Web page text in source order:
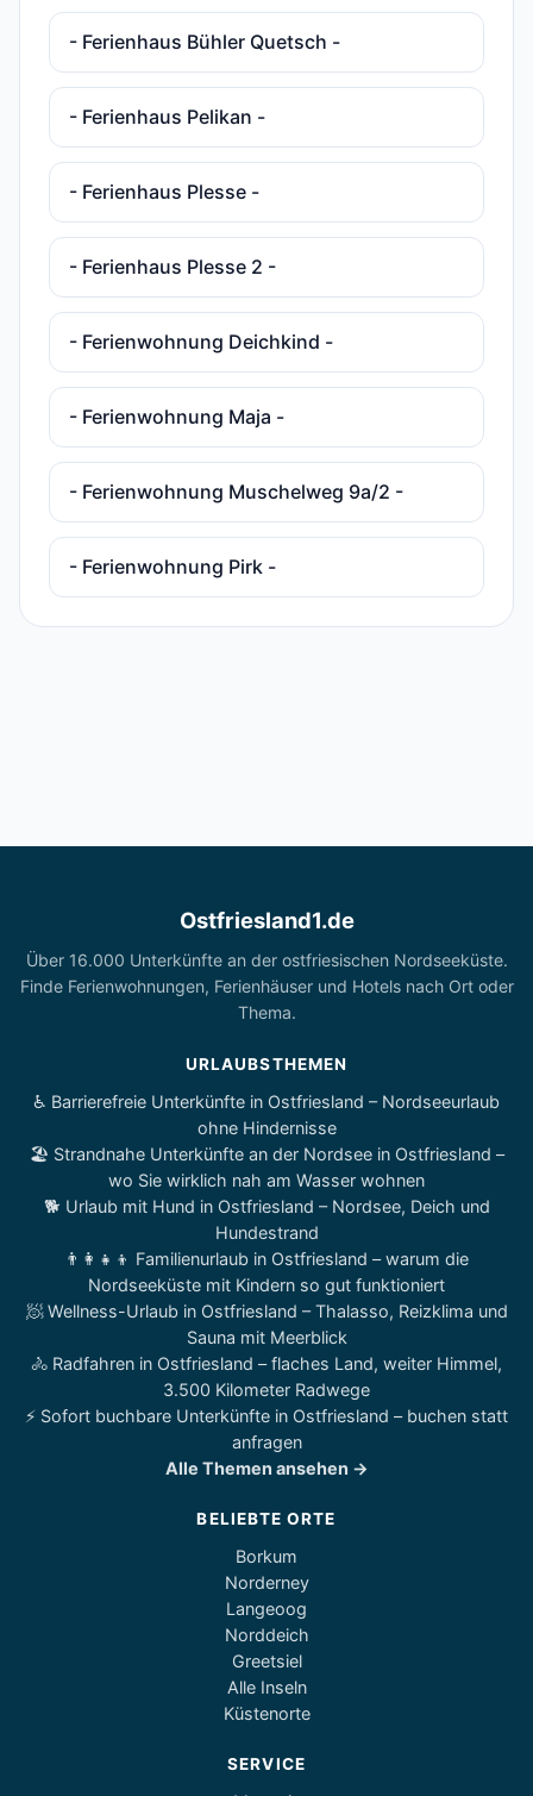
- Ferienhaus Bühler Quetsch -
- Ferienhaus Pelikan -
- Ferienhaus Plesse -
- Ferienhaus Plesse 2 -
- Ferienwohnung Deichkind -
- Ferienwohnung Maja -
- Ferienwohnung Muschelweg 9a/2 -
- Ferienwohnung Pirk -
Ostfriesland1.de
Über 16.000 Unterkünfte an der ostfriesischen Nordseeküste.
Finde Ferienwohnungen, Ferienhäuser und Hotels nach Ort oder
Thema.
URLAUBSTHEMEN
♿ Barrierefreie Unterkünfte in Ostfriesland – Nordseeurlaub
ohne Hindernisse
🏖️ Strandnahe Unterkünfte an der Nordsee in Ostfriesland –
wo Sie wirklich nah am Wasser wohnen
🐕 Urlaub mit Hund in Ostfriesland – Nordsee, Deich und
Hundestrand
👨‍👩‍👧‍👦 Familienurlaub in Ostfriesland – warum die
Nordseeküste mit Kindern so gut funktioniert
🧖 Wellness-Urlaub in Ostfriesland – Thalasso, Reizklima und
Sauna mit Meerblick
🚴 Radfahren in Ostfriesland – flaches Land, weiter Himmel,
3.500 Kilometer Radwege
⚡ Sofort buchbare Unterkünfte in Ostfriesland – buchen statt
anfragen
Alle Themen ansehen →
BELIEBTE ORTE
Borkum
Norderney
Langeoog
Norddeich
Greetsiel
Alle Inseln
Küstenorte
SERVICE